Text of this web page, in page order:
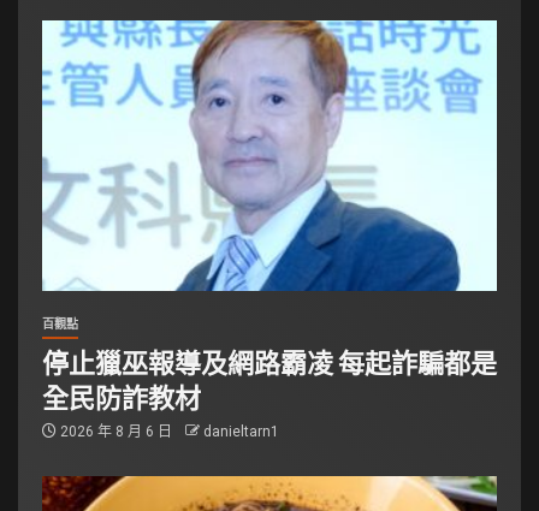
百觀點
停止獵巫報導及網路霸凌 每起詐騙都是
全民防詐教材
2026 年 8 月 6 日 danieltarn1